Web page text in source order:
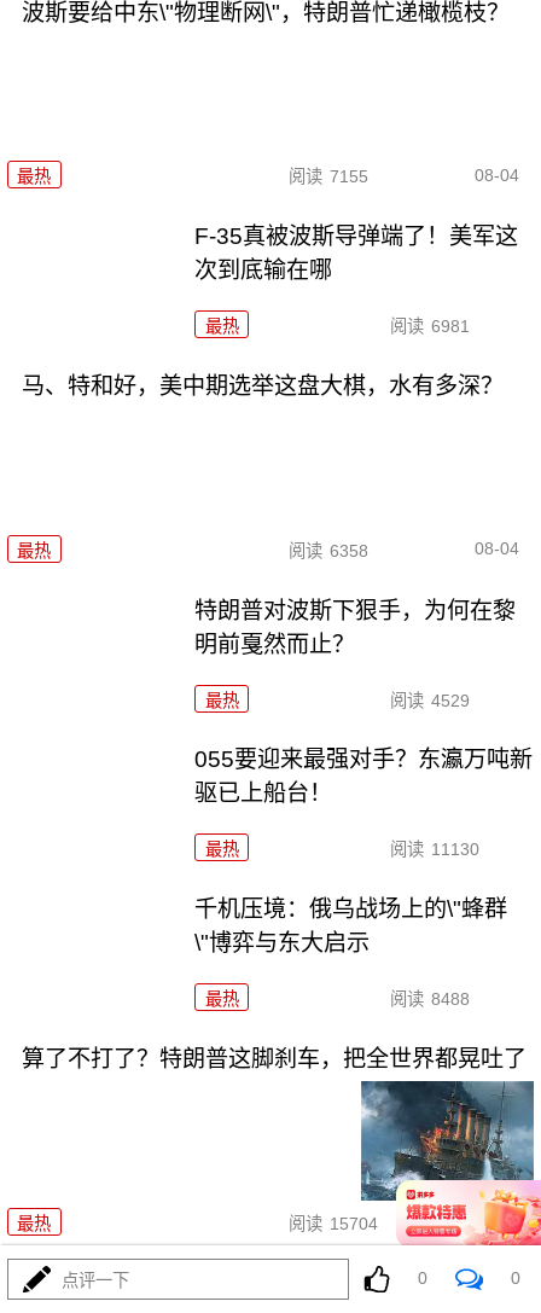
波斯要给中东\"物理断网\"，特朗普忙递橄榄枝？
最热 阅读 7155 08-04
F-35真被波斯导弹端了！美军这
次到底输在哪
最热 阅读 6981
马、特和好，美中期选举这盘大棋，水有多深？
最热 阅读 6358 08-04
特朗普对波斯下狠手，为何在黎
明前戛然而止？
最热 阅读 4529
055要迎来最强对手？东瀛万吨新
驱已上船台！
最热 阅读 11130
千机压境：俄乌战场上的\"蜂群
\"博弈与东大启示
最热 阅读 8488
算了不打了？特朗普这脚刹车，把全世界都晃吐了
最热 阅读 15704 08-03
一张图让印度陷入死寂，五枚金
点评一下 0 0